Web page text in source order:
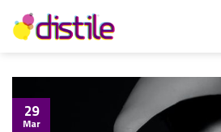
İçeriğe
atla
29
Mar